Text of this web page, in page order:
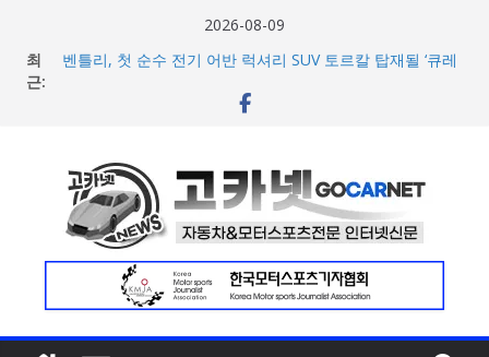
2026-08-09
최
근:
벤틀리, 첫 순수 전기 어반 럭셔리 SUV 토르칼 탑재될 ‘큐레
벤틀리서울, 광주 신세계백화점에서 호남지역 최초 브랜드
며 본격 대회 준비 돌입
현대차·기아, ‘2026 레드닷 어워드’에서 최우수상 2개·본상
15개 수상
[신차] BMW, 8월 온라인 한정 에디션 3종 출시… 11일
‘BMW 샵 온라인’ 판매 개시